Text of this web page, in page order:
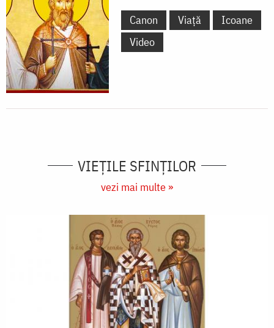
Canon Viață
Icoane
Video
VIEŢILE SFINŢILOR
vezi mai multe »